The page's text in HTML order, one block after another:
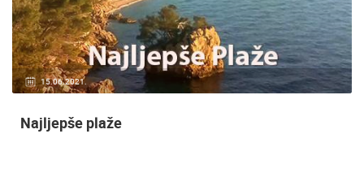
15.06.2021.
Najljepše plaže